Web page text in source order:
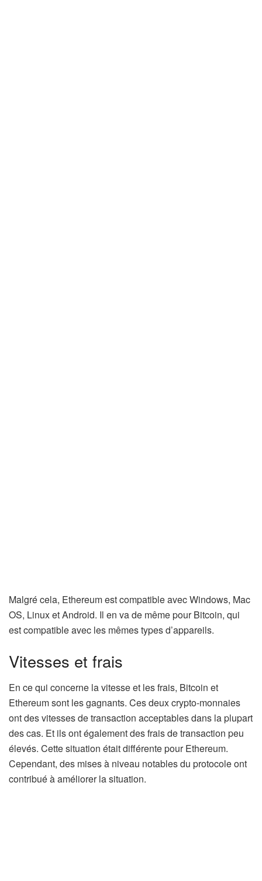
Malgré cela, Ethereum est compatible avec Windows, Mac
OS, Linux et Android. Il en va de même pour Bitcoin, qui
est compatible avec les mêmes types d’appareils.
Vitesses et frais
En ce qui concerne la vitesse et les frais, Bitcoin et
Ethereum sont les gagnants. Ces deux crypto-monnaies
ont des vitesses de transaction acceptables dans la plupart
des cas. Et ils ont également des frais de transaction peu
élevés. Cette situation était différente pour Ethereum.
Cependant, des mises à niveau notables du protocole ont
contribué à améliorer la situation.